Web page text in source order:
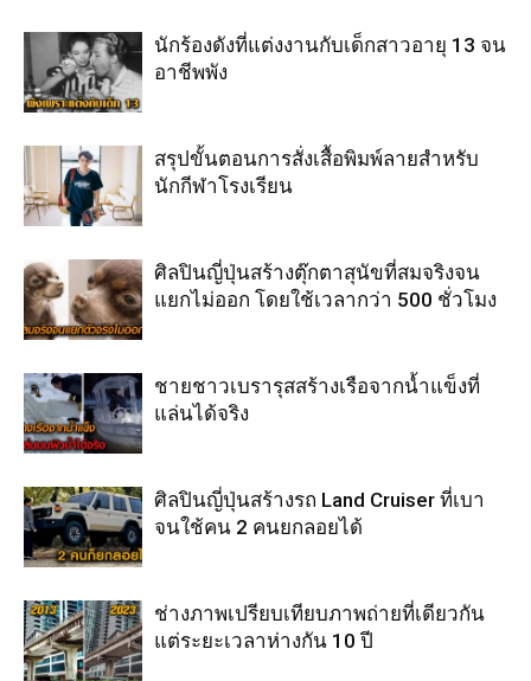
นักร้องดังที่แต่งงานกับเด็กสาวอายุ 13 จน
อาชีพพัง
สรุปขั้นตอนการสั่งเสื้อพิมพ์ลายสำหรับ
นักกีฬาโรงเรียน
ศิลปินญี่ปุ่นสร้างตุ๊กตาสุนัขที่สมจริงจน
แยกไม่ออก โดยใช้เวลากว่า 500 ชั่วโมง
ชายชาวเบรารุสสร้างเรือจากน้ำแข็งที่
แล่นได้จริง
ศิลปินญี่ปุ่นสร้างรถ Land Cruiser ที่เบา
จนใช้คน 2 คนยกลอยได้
ช่างภาพเปรียบเทียบภาพถ่ายที่เดียวกัน
แต่ระยะเวลาห่างกัน 10 ปี